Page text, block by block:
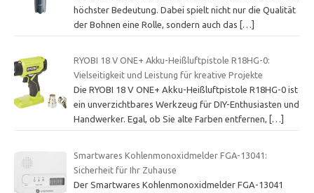
höchster Bedeutung. Dabei spielt nicht nur die Qualität
der Bohnen eine Rolle, sondern auch das
[…]
RYOBI 18 V ONE+ Akku-Heißluftpistole R18HG-0:
Vielseitigkeit und Leistung für kreative Projekte
Die RYOBI 18 V ONE+ Akku-Heißluftpistole R18HG-0 ist
ein unverzichtbares Werkzeug für DIY-Enthusiasten und
Handwerker. Egal, ob Sie alte Farben entfernen,
[…]
Smartwares Kohlenmonoxidmelder FGA-13041:
Sicherheit für Ihr Zuhause
Der Smartwares Kohlenmonoxidmelder FGA-13041